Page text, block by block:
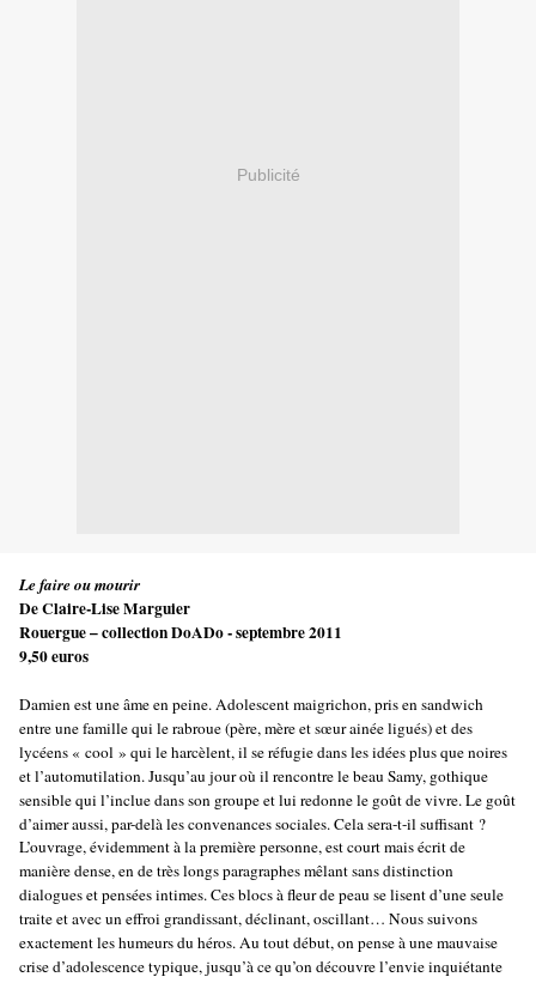
Publicité
Le faire ou mourir
De Claire-Lise Marguier
Rouergue – collection DoADo - septembre 2011
9,50 euros
Damien est une âme en peine. Adolescent maigrichon, pris en sandwich
entre une famille qui le rabroue (père, mère et sœur ainée ligués) et des
lycéens « cool » qui le harcèlent, il se réfugie dans les idées plus que noires
et l’automutilation. Jusqu’au jour où il rencontre le beau Samy, gothique
sensible qui l’inclue dans son groupe et lui redonne le goût de vivre. Le goût
d’aimer aussi, par-delà les convenances sociales. Cela sera-t-il suffisant ?
L’ouvrage, évidemment à la première personne, est court mais écrit de
manière dense, en de très longs paragraphes mêlant sans distinction
dialogues et pensées intimes. Ces blocs à fleur de peau se lisent d’une seule
traite et avec un effroi grandissant, déclinant, oscillant… Nous suivons
exactement les humeurs du héros. Au tout début, on pense à une mauvaise
crise d’adolescence typique, jusqu’à ce qu’on découvre l’envie inquiétante